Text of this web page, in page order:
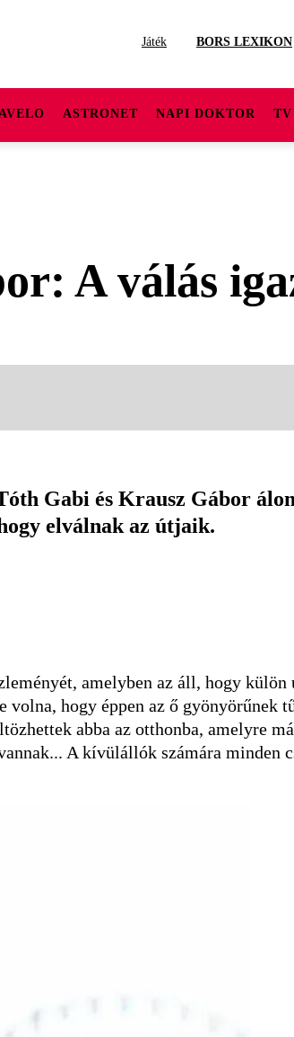
Játék BORS LEXIKON
ASTRONET NAPI DOKTOR TV
A válás
Gabi és Krausz Gábor
elválnak az útjaik.
amelyben az áll, hogy
volna, hogy éppen az ő gyönyörűnek
abba az otthonba, amelyre
A kívülállók számára minden